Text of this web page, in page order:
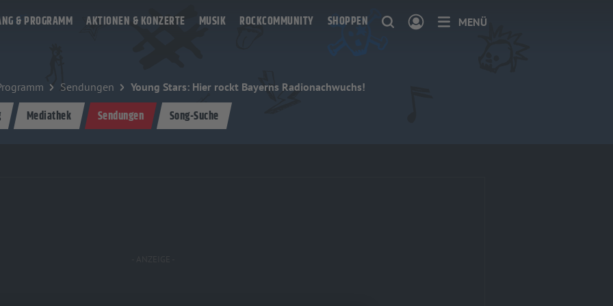
& PROGRAMM AKTIONEN & KONZERTE MUSIK ROCKCOMMUNITY SHOPPEN MENÜ
Sendungen Young Stars: Hier rockt Bayerns Radionachwuchs!
Mediathek Sendungen Song-Suche